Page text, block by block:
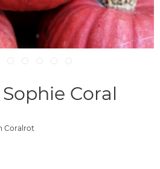
Coral
Coralrot